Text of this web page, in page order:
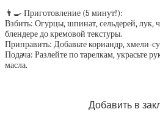
👨‍🍳 Приготовление (5 минут!):
Взбить: Огурцы, шпинат, сельдерей, лук,
блендере до кремовой текстуры.
Приправить: Добавьте кориандр, хмели-
Подача: Разлейте по тарелкам, украсьте
масла.
Добавить в